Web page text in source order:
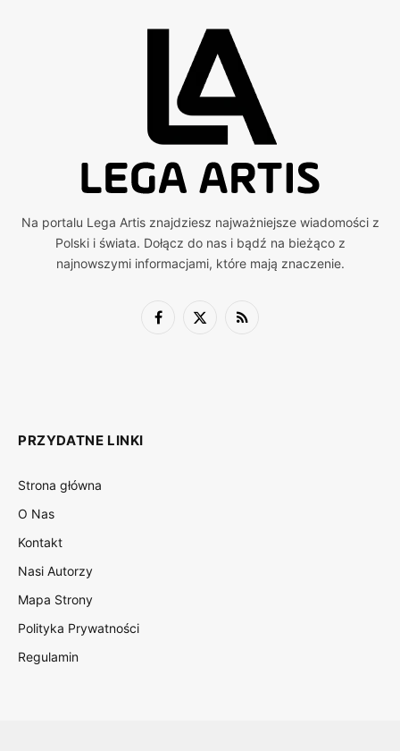
Na portalu Lega Artis znajdziesz najważniejsze wiadomości z
Polski i świata. Dołącz do nas i bądź na bieżąco z
najnowszymi informacjami, które mają znaczenie.
Facebook
X
RSS
PRZYDATNE LINKI
Strona główna
O Nas
Kontakt
Nasi Autorzy
Mapa Strony
Polityka Prywatności
Regulamin